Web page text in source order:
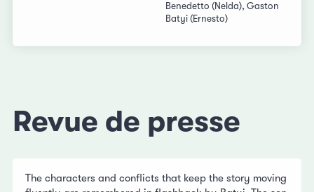
Benedetto (Nelda), Gaston
Batyi (Ernesto)
Revue de presse
The characters and conflicts that keep the story moving